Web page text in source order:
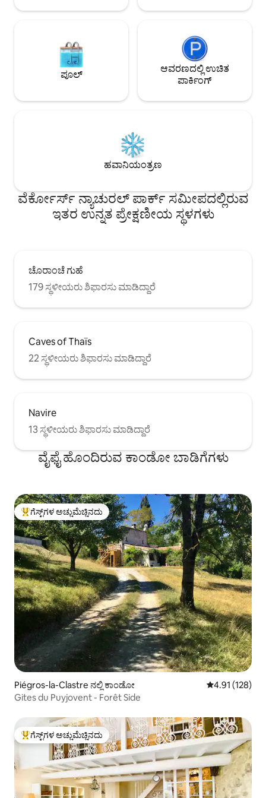
ಪೂಲ್
ಆವರಣದಲ್ಲಿ ಉಚಿತ
ಪಾರ್ಕಿಂಗ್
ಹವಾನಿಯಂತ್ರಣ
ವೆರ್ಕೋರ್ಸ್ ನ್ಯಾಚುರಲ್ ಪಾರ್ಕ್ ಸಮೀಪದಲ್ಲಿರುವ
ಇತರ ಉನ್ನತ ಪ್ರೇಕ್ಷಣೀಯ ಸ್ಥಳಗಳು
ಚೊರಾಂಚೆ ಗುಹೆ
179 ಸ್ಥಳೀಯರು ಶಿಫಾರಸು ಮಾಡಿದ್ದಾರೆ
Caves of Thaïs
22 ಸ್ಥಳೀಯರು ಶಿಫಾರಸು ಮಾಡಿದ್ದಾರೆ
Navire
13 ಸ್ಥಳೀಯರು ಶಿಫಾರಸು ಮಾಡಿದ್ದಾರೆ
ವೈಫೈ ಹೊಂದಿರುವ ಕಾಂಡೋ ಬಾಡಿಗೆಗಳು
ಗೆಸ್ಟ್‌ಗಳಿಗೆ ಅತಿ ಹೆಚ್ಚು ಅಚ್ಚುಮೆಚ್ಚಿನದು
ಗೆಸ್ಟ್‌ಗಳ ಅಚ್ಚುಮೆಚ್ಚಿನದು
Piégros-la-Clastre ನಲ್ಲಿ ಕಾಂಡೋ 5 ರಲ್ಲಿ 4.91
4.91 (128)
Gites du Puyjovent - Forêt Side
ಗೆಸ್ಟ್‌ಗಳಿಗೆ ಅತಿ ಹೆಚ್ಚು ಅಚ್ಚುಮೆಚ್ಚಿನದು
ಗೆಸ್ಟ್‌ಗಳ ಅಚ್ಚುಮೆಚ್ಚಿನದು